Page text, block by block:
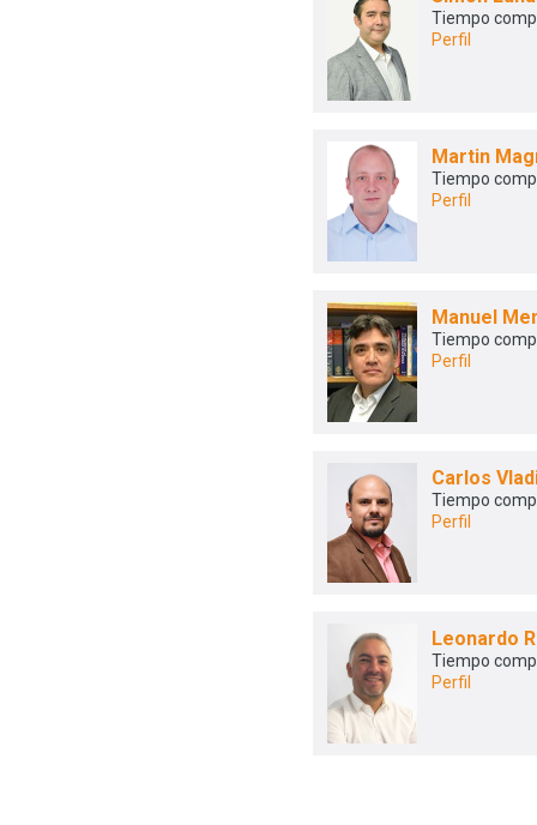
Tiempo
Perfil
Martin
Tiempo
Perfil
Manuel
Tiempo
Perfil
Carlos
Tiempo
Perfil
Leonardo
Tiempo
Perfil